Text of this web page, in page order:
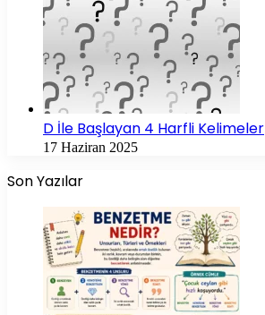
D İle Başlayan 4 Harfli Kelimeler
17 Haziran 2025
Son Yazılar